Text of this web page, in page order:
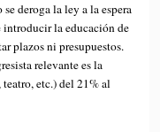
deroga la ley a la espera
introducir la educación de
plazos ni presupuestos.
relevante es la
etc.) del 21% al